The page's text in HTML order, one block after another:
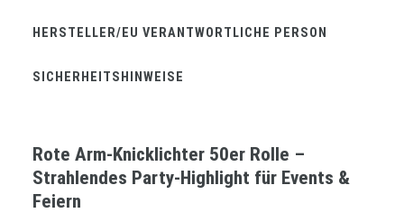
HERSTELLER/EU VERANTWORTLICHE PERSON
SICHERHEITSHINWEISE
Rote Arm-Knicklichter 50er Rolle –
Strahlendes Party-Highlight für Events &
Feiern